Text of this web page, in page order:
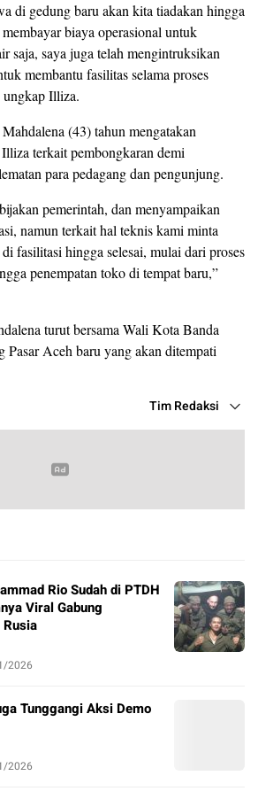
di gedung baru akan kita tiadakan hingga
biaya operasional untuk
saja, saya juga telah mengintruksikan
membantu fasilitas selama proses
ungkap Illiza.
(43) tahun mengatakan
terkait pembongkaran demi
para pedagang dan pengunjung.
pemerintah, dan menyampaikan
namun terkait hal teknis kami minta
fasilitasi hingga selesai, mulai dari proses
penempatan toko di tempat baru,”
turut bersama Wali Kota Banda
Pasar Aceh baru yang akan ditempati
Tim Redaksi
Rio Sudah di PTDH
Viral Gabung
2026
Tunggangi Aksi Demo
2026